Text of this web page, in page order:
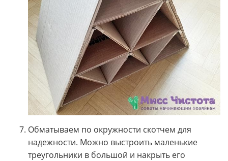
Обматываем по окружности скотчем для
надежности. Можно выстроить маленькие
треугольники в большой и накрыть его